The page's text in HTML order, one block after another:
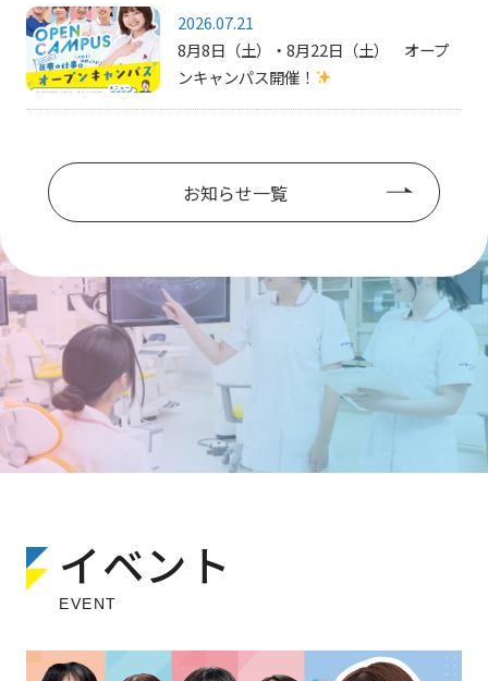
2026.07.21
8月8日（土）・8月22日（土） オープ
ンキャンパス開催！
お知らせ一覧
イベント
EVENT